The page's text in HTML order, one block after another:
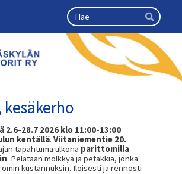
Haku
Hae
seniorit ry
2.6-28.7 2026 klo 11:00-13:00
kentällä. Viitaniementie 20.
tapahtuma ulkona parittomilla
. Pelataan mölkkyä ja petakkia, jonka
kustannuksin. Iloisesti ja rennosti